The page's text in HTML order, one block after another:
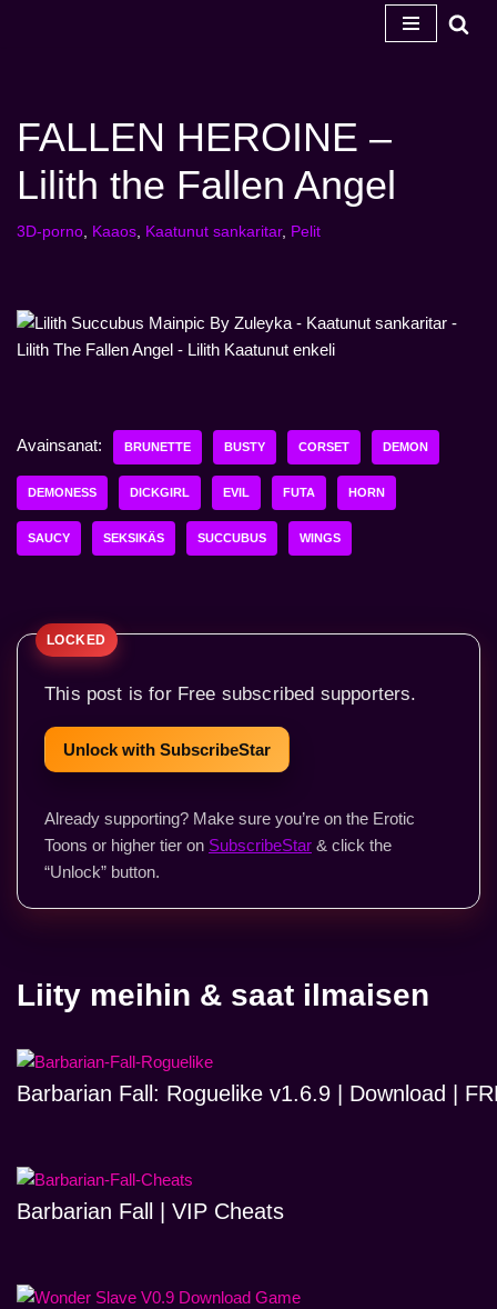
FALLEN HEROINE –
Lilith the Fallen Angel
3D-porno, Kaaos, Kaatunut sankaritar, Pelit
Avainsanat: BRUNETTE BUSTY CORSET DEMON
DEMONESS DICKGIRL EVIL FUTA HORN
SAUCY SEKSIKÄS SUCCUBUS WINGS
This post is for Free subscribed supporters.
Unlock with SubscribeStar
Already supporting? Make sure you’re on the Erotic
Toons or higher tier on SubscribeStar & click the
“Unlock” button.
Liity meihin & saat ilmaisen
Barbarian Fall: Roguelike v1.6.9 | Download |
Barbarian Fall | VIP Cheats